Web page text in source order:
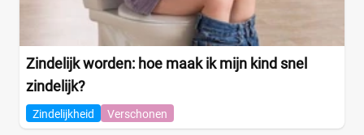
Zindelijk worden: hoe maak ik mijn kind snel
zindelijk?
Zindelijkheid Verschonen